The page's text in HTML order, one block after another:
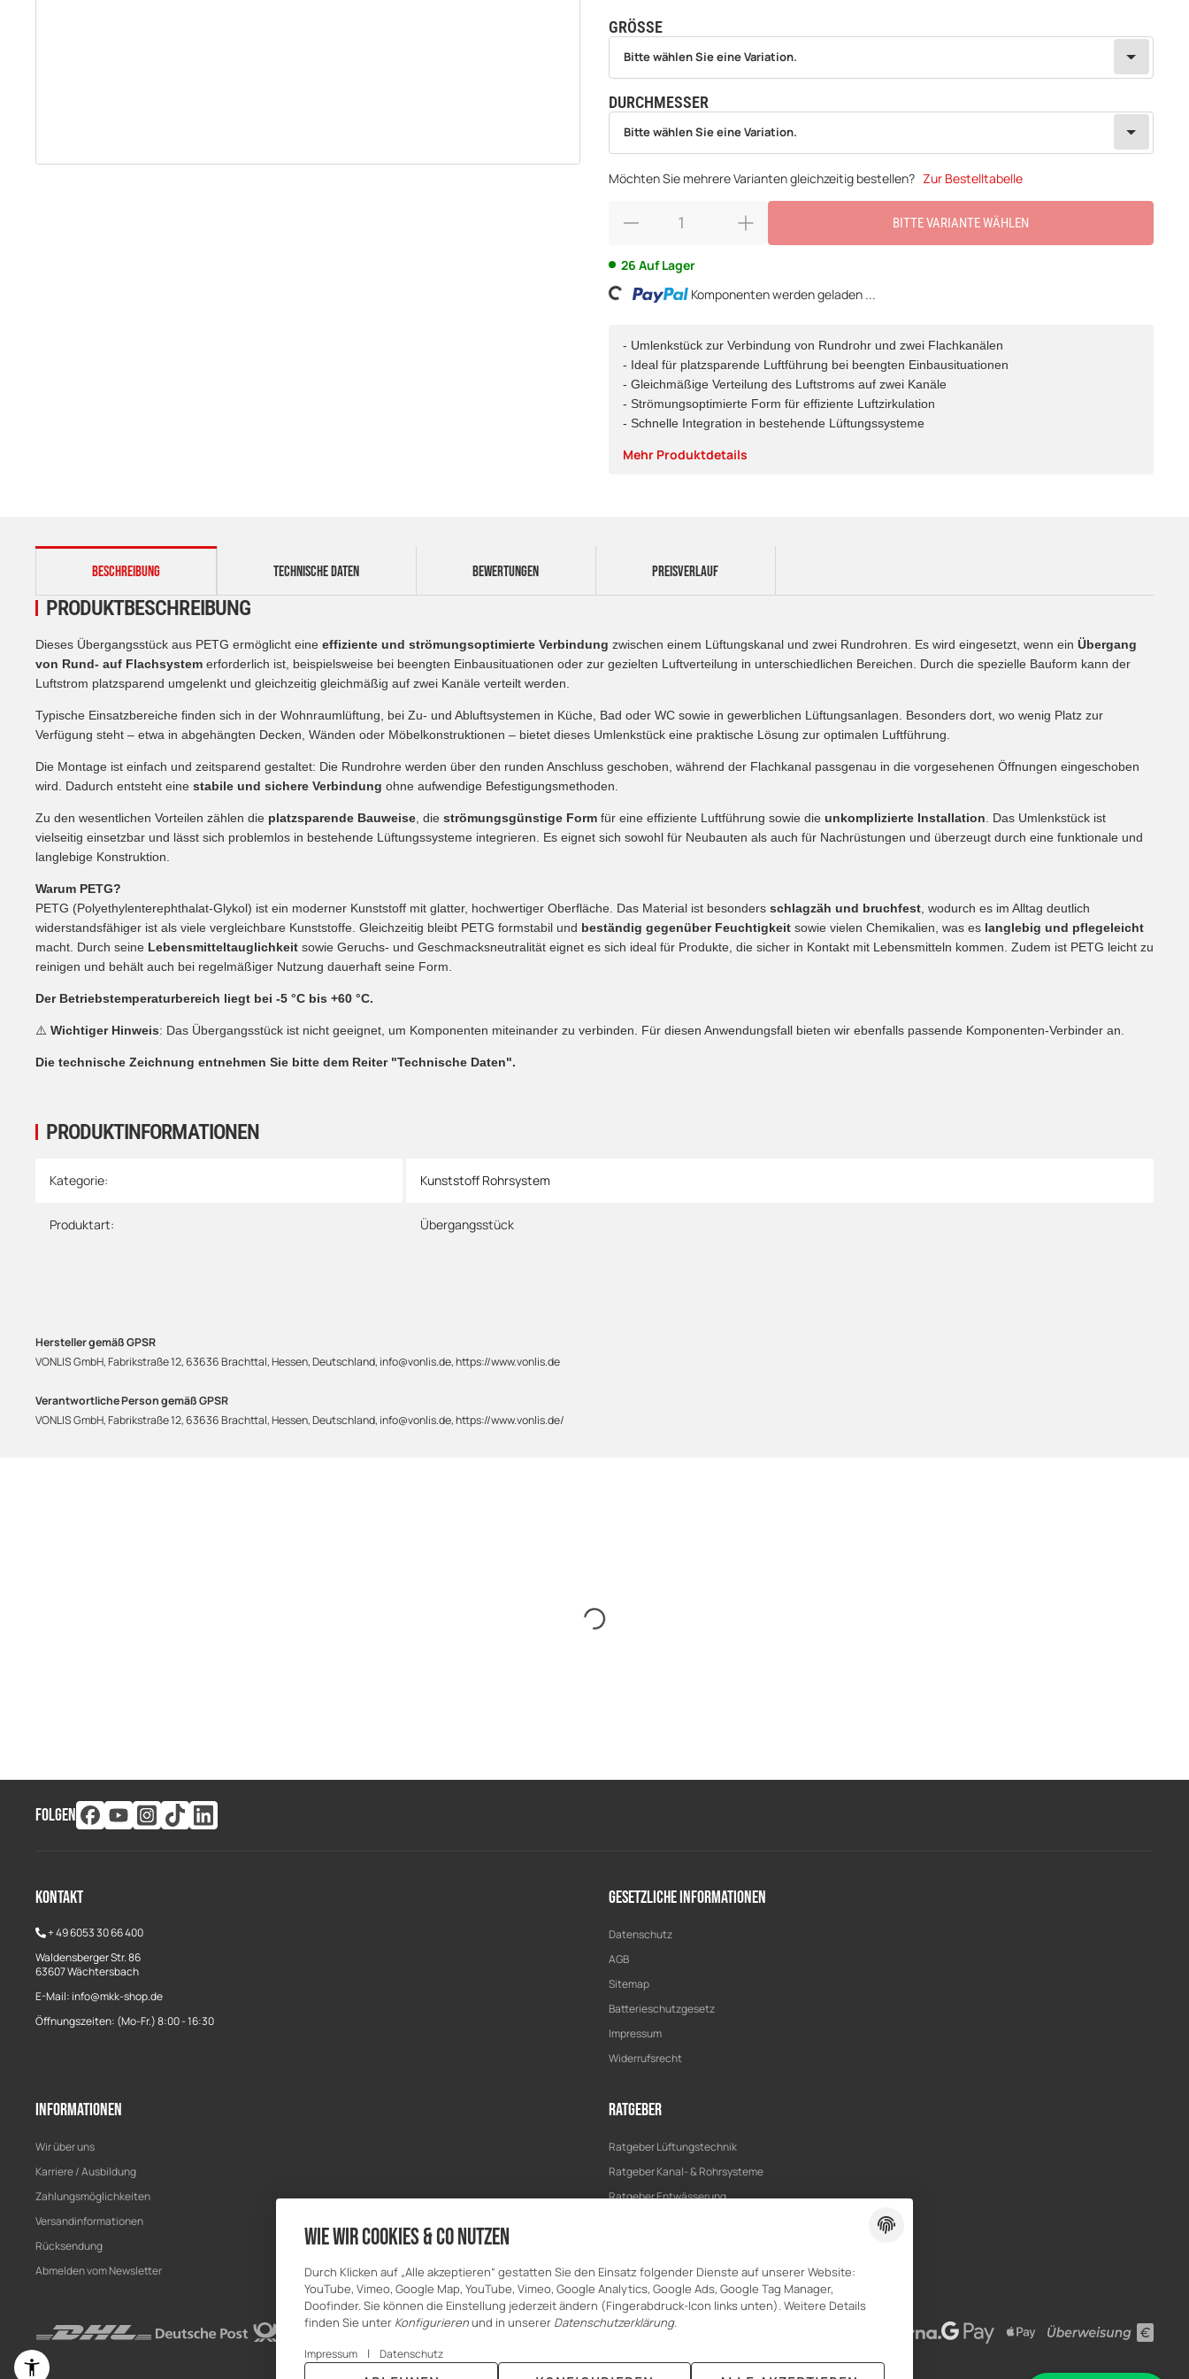
GRÖSSE
wählen
Bitte wählen Sie eine Variation.
DURCHMESSER
wählen
Bitte wählen Sie eine Variation.
Möchten Sie mehrere Varianten gleichzeitig bestellen? Zur Bestelltabelle
BITTE VARIANTE WÄHLEN
26 Auf Lager
Loading... Komponenten werden geladen ...
- Umlenkstück zur Verbindung von Rundrohr und zwei Flachkanälen
- Ideal für platzsparende Luftführung bei beengten Einbausituationen
- Gleichmäßige Verteilung des Luftstroms auf zwei Kanäle
- Strömungsoptimierte Form für effiziente Luftzirkulation
- Schnelle Integration in bestehende Lüftungssysteme
Mehr Produktdetails
weitere Registerkarten anzeigen
BESCHREIBUNG TECHNISCHE DATEN BEWERTUNGEN PREISVERLAUF
PRODUKTINFORMATIONEN
Produkteigenschaft
Wert
Kategorie: Kunststoff Rohrsystem
Produktart: Übergangsstück
PRODUKTBESCHREIBUNG
Dieses Übergangsstück aus PETG ermöglicht eine effiziente und strömungsoptimierte Verbindung zwischen einem Lüftungskanal und zwei Rundrohren. Es wird eingesetzt, wenn ein Übergang
von Rund- auf Flachsystem erforderlich ist, beispielsweise bei beengten Einbausituationen oder zur gezielten Luftverteilung in unterschiedlichen Bereichen. Durch die spezielle Bauform kann der
Luftstrom platzsparend umgelenkt und gleichzeitig gleichmäßig auf zwei Kanäle verteilt werden.
Typische Einsatzbereiche finden sich in der Wohnraumlüftung, bei Zu- und Abluftsystemen in Küche, Bad oder WC sowie in gewerblichen Lüftungsanlagen. Besonders dort, wo wenig Platz zur
Verfügung steht – etwa in abgehängten Decken, Wänden oder Möbelkonstruktionen – bietet dieses Umlenkstück eine praktische Lösung zur optimalen Luftführung.
Die Montage ist einfach und zeitsparend gestaltet: Die Rundrohre werden über den runden Anschluss geschoben, während der Flachkanal passgenau in die vorgesehenen Öffnungen eingeschoben
wird. Dadurch entsteht eine stabile und sichere Verbindung ohne aufwendige Befestigungsmethoden.
Zu den wesentlichen Vorteilen zählen die platzsparende Bauweise , die strömungsgünstige Form für eine effiziente Luftführung sowie die unkomplizierte Installation . Das Umlenkstück ist
vielseitig einsetzbar und lässt sich problemlos in bestehende Lüftungssysteme integrieren. Es eignet sich sowohl für Neubauten als auch für Nachrüstungen und überzeugt durch eine funktionale und
langlebige Konstruktion.
Warum PETG?
PETG (Polyethylenterephthalat-Glykol) ist ein moderner Kunststoff mit glatter, hochwertiger Oberfläche. Das Material ist besonders schlagzäh und bruchfest , wodurch es im Alltag deutlich
widerstandsfähiger ist als viele vergleichbare Kunststoffe. Gleichzeitig bleibt PETG formstabil und beständig gegenüber Feuchtigkeit sowie vielen Chemikalien, was es langlebig und pflegeleicht
macht. Durch seine Lebensmitteltauglichkeit sowie Geruchs- und Geschmacksneutralität eignet es sich ideal für Produkte, die sicher in Kontakt mit Lebensmitteln kommen. Zudem ist PETG leicht zu
reinigen und behält auch bei regelmäßiger Nutzung dauerhaft seine Form.
Der Betriebstemperaturbereich liegt bei -5 °C bis +60 °C.
⚠️ Wichtiger Hinweis: Das Übergangsstück ist nicht geeignet, um Komponenten miteinander zu verbinden. Für diesen Anwendungsfall bieten wir ebenfalls passende Komponenten-Verbinder an.
Die technische Zeichnung entnehmen Sie bitte dem Reiter "Technische Daten".
Hersteller gemäß GPSR
VONLIS GmbH, Fabrikstraße 12, 63636 Brachttal, Hessen, Deutschland, info@vonlis.de, https://www.vonlis.de
Verantwortliche Person gemäß GPSR
VONLIS GmbH, Fabrikstraße 12, 63636 Brachttal, Hessen, Deutschland, info@vonlis.de, https://www.vonlis.de/
FOLGEN
Kontakt
+49 6053 30 66 400
Waldensberger Str. 86
63607 Wächtersbach
E-Mail: info@mkk-shop.de
Öffnungszeiten: (Mo-Fr.) 8:00 - 16:30
Gesetzliche Informationen
Datenschutz
AGB
Sitemap
Batterieschutzgesetz
Impressum
Widerrufsrecht
Informationen
Wir über uns
Karriere / Ausbildung
Zahlungsmöglichkeiten
Versandinformationen
Rücksendung
Abmelden vom Newsletter
Ratgeber
Ratgeber Lüftungstechnik
Ratgeber Kanal- & Rohrsysteme
Ratgeber Entwässerung
Wie wir Cookies & Co nutzen
Durch Klicken auf „Alle akzeptieren“ gestatten Sie den Einsatz folgender Dienste auf unserer Website:
YouTube, Vimeo, Google Map, YouTube, Vimeo, Google Analytics, Google Ads, Google Tag Manager,
Doofinder. Sie können die Einstellung jederzeit ändern (Fingerabdruck-Icon links unten). Weitere Details
finden Sie unter Konfigurierenund in unserer Datenschutzerklärung.
Impressum | Datenschutz